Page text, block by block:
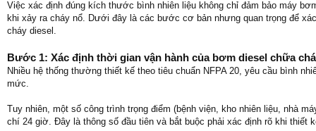
Việc xác định đúng kích thước bình nhiên liệu không chỉ đảm bảo máy
khi xảy ra cháy nổ. Dưới đây là các bước cơ bản nhưng quan trọng để
cháy diesel.
Bước 1: Xác định thời gian vận hành của bơm diesel chữa
Nhiều hệ thống thường thiết kế theo tiêu chuẩn NFPA 20, yêu cầu bình
mức.
Tuy nhiên, một số công trình trọng điểm (bệnh viện, kho nhiên liệu, nhà
chí 24 giờ. Đây là thông số đầu tiên và bắt buộc phải xác định rõ khi thiết